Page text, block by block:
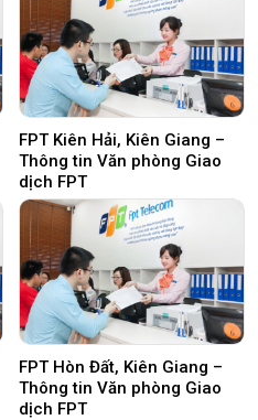
FPT Kiên Hải, Kiên Giang –
Thông tin Văn phòng Giao
dịch FPT
FPT Hòn Đất, Kiên Giang –
Thông tin Văn phòng Giao
dịch FPT